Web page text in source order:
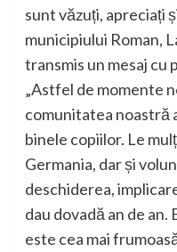
sunt văzuți, apreciați
municipiului Roman,
transmis un mesaj cu
„Astfel de momente
comunitatea noastră
binele copiilor. Le
Germania, dar și
deschiderea,
dau dovadă an de
este cea mai